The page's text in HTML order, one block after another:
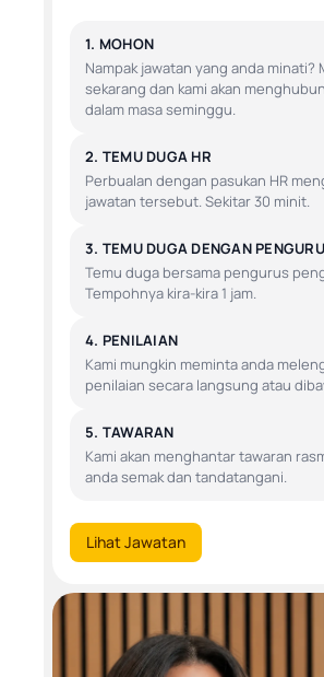
1. MOHON
Nampak jawatan yang anda minati?
sekarang dan kami akan
dalam masa seminggu.
2. TEMU DUGA HR
Perbualan dengan pasukan HR
jawatan tersebut. Sekitar 30 minit.
3. TEMU DUGA DENGAN
Temu duga bersama pengurus
Tempohnya kira-kira 1 jam.
4. PENILAIAN
Kami mungkin meminta anda
penilaian secara langsung atau
5. TAWARAN
Kami akan menghantar tawaran
anda semak dan tandatangani.
Lihat Jawatan